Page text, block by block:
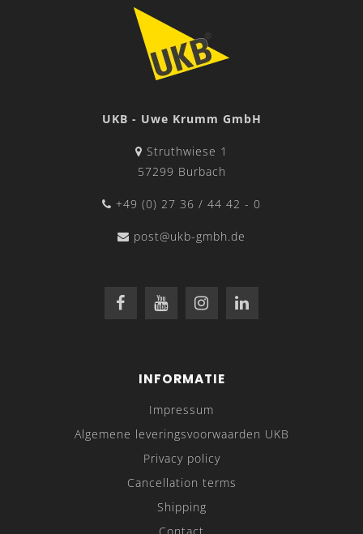
UKB - Uwe Krumm GmbH
Struthwiese 1
57299 Burbach
+49 (0) 27 36 / 44 42 - 0
post@ukb-gmbh.de
INFORMATIE
Impressum
Algemene leveringsvoorwaarden UKB
Privacy policy
Cancellation terms
Shipping